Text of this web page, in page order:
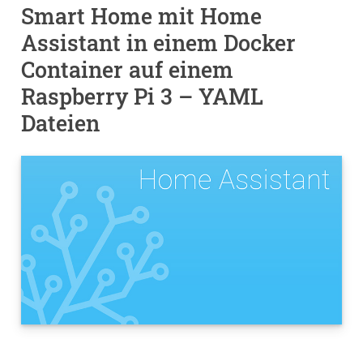
Smart Home mit Home
Assistant in einem Docker
Container auf einem
Raspberry Pi 3 – YAML
Dateien